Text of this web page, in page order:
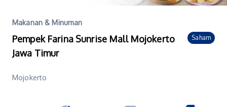
Makanan & Minuman
Pempek Farina Sunrise Mall Mojokerto
Jawa Timur
Saham
Mojokerto